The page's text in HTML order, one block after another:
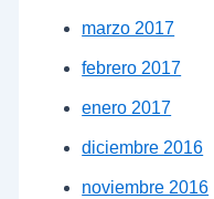
marzo 2017
febrero 2017
enero 2017
diciembre 2016
noviembre 2016